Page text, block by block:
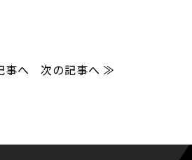
事へ 次の記事へ ≫